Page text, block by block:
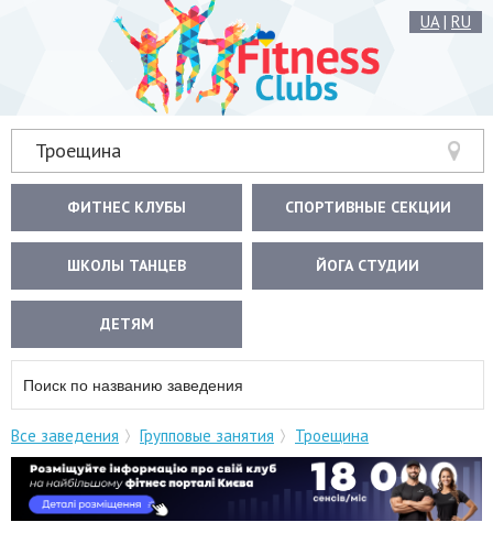
UA| RU
Троещина
ФИТНЕС КЛУБЫ СПОРТИВНЫЕ СЕКЦИИ
ШКОЛЫ ТАНЦЕВ ЙОГА СТУДИИ
ДЕТЯМ
Все заведения Групповые занятия Троещина